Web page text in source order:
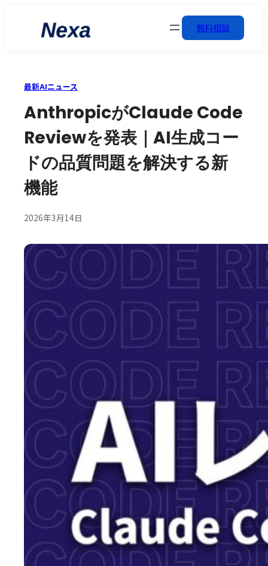
無料相談
最新AIニュース
AnthropicがClaude Code
Reviewを発表｜AI生成コー
ドの品質問題を解決する新
機能
2026年3月14日